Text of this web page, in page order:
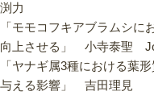
渕力
「モモコフキアブラムシ
向上させる」 小寺泰聖
「ヤナギ属3種における葉
与える影響」 吉田理見